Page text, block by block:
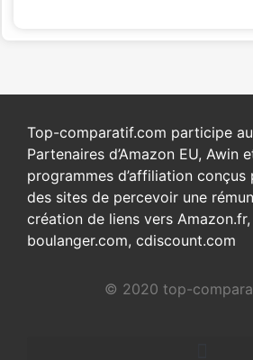
Top-comparatif.com participe
Partenaires d’Amazon EU, Awin
programmes d’affiliation
des sites de percevoir une
création de liens vers
boulanger.com, cdiscount.com
© 2020 top-